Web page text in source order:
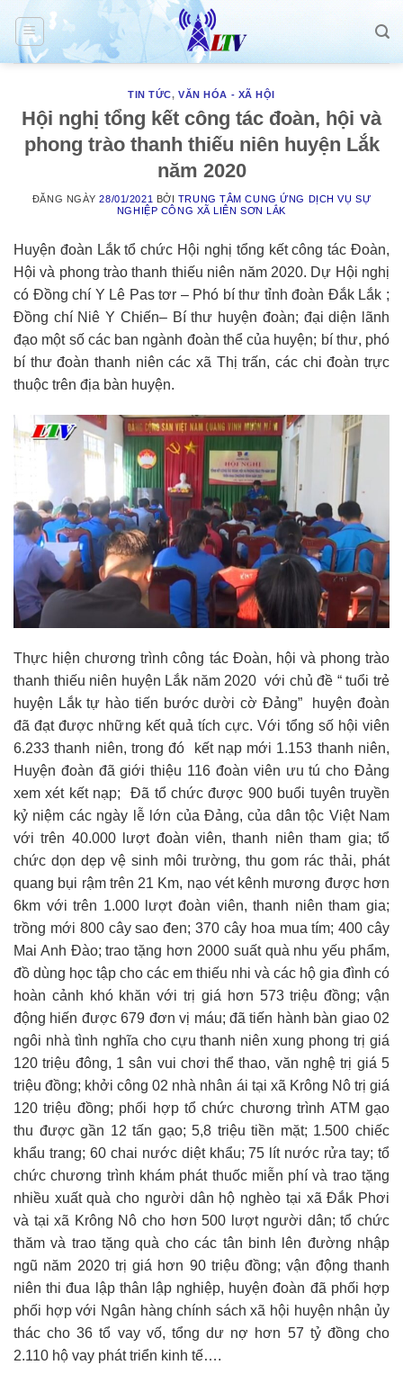
Skip
content
TIN TỨC,VĂN HÓA - XÃ HỘI
Hội nghị tổng kết công tác đoàn, hội và
phong trào thanh thiếu niên huyện Lắk
năm 2020
ĐĂNG NGÀY28/01/2021 BỞI TRUNG TÂM CUNG ỨNG DỊCH VỤ SỰ
NGHIỆP CÔNG XÃ LIÊN SƠN LẮK
Huyện đoàn Lắk tổ chức Hội nghị tổng kết công tác Đoàn,
Hội và phong trào thanh thiếu niên năm 2020. Dự Hội nghị
có Đồng chí Y Lê Pas tơr – Phó bí thư tỉnh đoàn Đắk Lắk ;
Đồng chí Niê Y Chiến– Bí thư huyện đoàn; đại diện lãnh
đạo một số các ban ngành đoàn thể của huyện; bí thư, phó
bí thư đoàn thanh niên các xã Thị trấn, các chi đoàn trực
thuộc trên địa bàn huyện.
Thực hiện chương trình công tác Đoàn, hội và phong trào
thanh thiếu niên huyện Lắk năm 2020 với chủ đề “ tuổi trẻ
huyện Lắk tự hào tiến bước dười cờ Đảng” huyện đoàn
đã đạt được những kết quả tích cực. Với tổng số hội viên
6.233 thanh niên, trong đó kết nạp mới 1.153 thanh niên,
Huyện đoàn đã giới thiệu 116 đoàn viên ưu tú cho Đảng
xem xét kết nạp; Đã tổ chức được 900 buổi tuyên truyền
kỷ niệm các ngày lễ lớn của Đảng, của dân tộc Việt Nam
với trên 40.000 lượt đoàn viên, thanh niên tham gia; tổ
chức dọn dẹp vệ sinh môi trường, thu gom rác thải, phát
quang bụi rậm trên 21 Km, nạo vét kênh mương được hơn
6km với trên 1.000 lượt đoàn viên, thanh niên tham gia;
trồng mới 800 cây sao đen; 370 cây hoa mua tím; 400 cây
Mai Anh Đào; trao tặng hơn 2000 suất quà nhu yếu phẩm,
đồ dùng học tập cho các em thiếu nhi và các hộ gia đình có
hoàn cảnh khó khăn với trị giá hơn 573 triệu đồng; vận
động hiến được 679 đơn vị máu; đã tiến hành bàn giao 02
ngôi nhà tình nghĩa cho cựu thanh niên xung phong trị giá
120 triệu đông, 1 sân vui chơi thể thao, văn nghệ trị giá 5
triệu đồng; khởi công 02 nhà nhân ái tại xã Krông Nô trị giá
120 triệu đồng; phối hợp tổ chức chương trình ATM gạo
thu được gần 12 tấn gạo; 5,8 triệu tiền mặt; 1.500 chiếc
khẩu trang; 60 chai nước diệt khẩu; 75 lít nước rửa tay; tổ
chức chương trình khám phát thuốc miễn phí và trao tặng
nhiều xuất quà cho người dân hộ nghèo tại xã Đắk Phơi
và tại xã Krông Nô cho hơn 500 lượt người dân; tổ chức
thăm và trao tặng quà cho các tân binh lên đường nhập
ngũ năm 2020 trị giá hơn 90 triệu đồng; vận động thanh
niên thi đua lập thân lập nghiệp, huyện đoàn đã phối hợp
phối hợp với Ngân hàng chính sách xã hội huyện nhận ủy
thác cho 36 tổ vay vố, tổng dư nợ hơn 57 tỷ đồng cho
2.110 hộ vay phát triển kinh tế….